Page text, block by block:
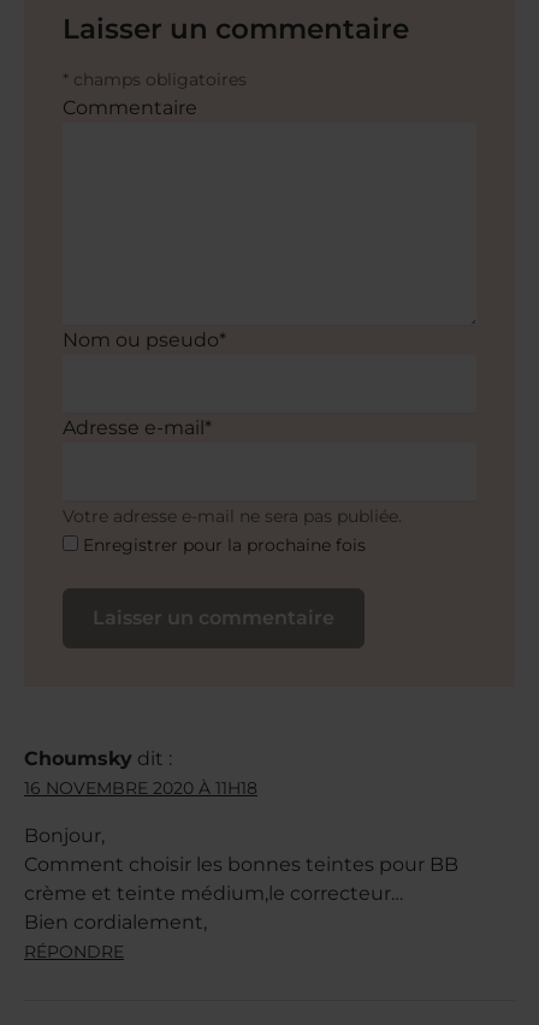
Laisser un commentaire
* champs obligatoires
Commentaire
Nom ou pseudo*
Adresse e-mail*
Votre adresse e-mail ne sera pas publiée.
Enregistrer pour la prochaine fois
Choumsky dit :
16 NOVEMBRE 2020 À 11H18
Bonjour,
Comment choisir les bonnes teintes pour BB
crème et teinte médium,le correcteur…
Bien cordialement,
RÉPONDRE